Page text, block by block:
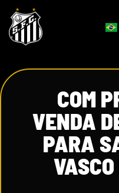
COM
VENDA
PARA